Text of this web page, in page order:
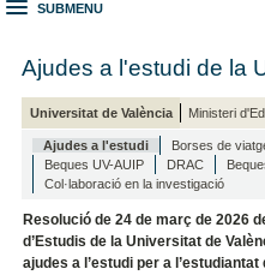
SUBMENU
Ajudes a l'estudi de la
Universitat de València Ministeri
Ajudes a l'estudi Borses de
Beques UV-AUIP
DRAC
Col·laboració en la investigació
Resolució de 24 de març de 2026
d’Estudis de la Universitat de
ajudes a l’estudi per a